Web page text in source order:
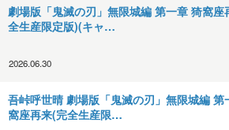
劇場版「鬼滅の刃」無限城編 第一章 猗窩座
全生産限定版)(キャ…
2026.06.30
吾峠呼世晴 劇場版「鬼滅の刃」無限城編 第
窩座再来(完全生産限…